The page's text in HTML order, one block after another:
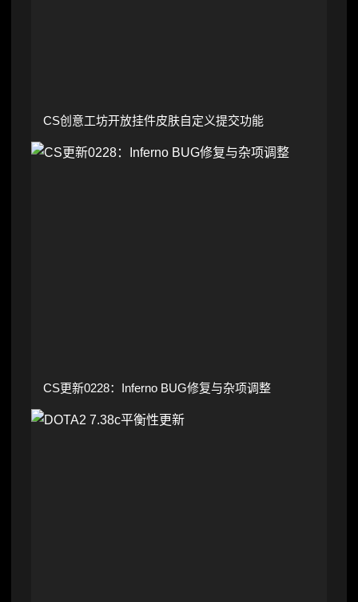
CS创意工坊开放挂件皮肤自定义提交功能
CS更新0228：Inferno BUG修复与杂项调整